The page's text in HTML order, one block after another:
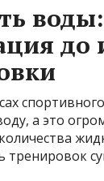
воды:
до
а это
тренировок